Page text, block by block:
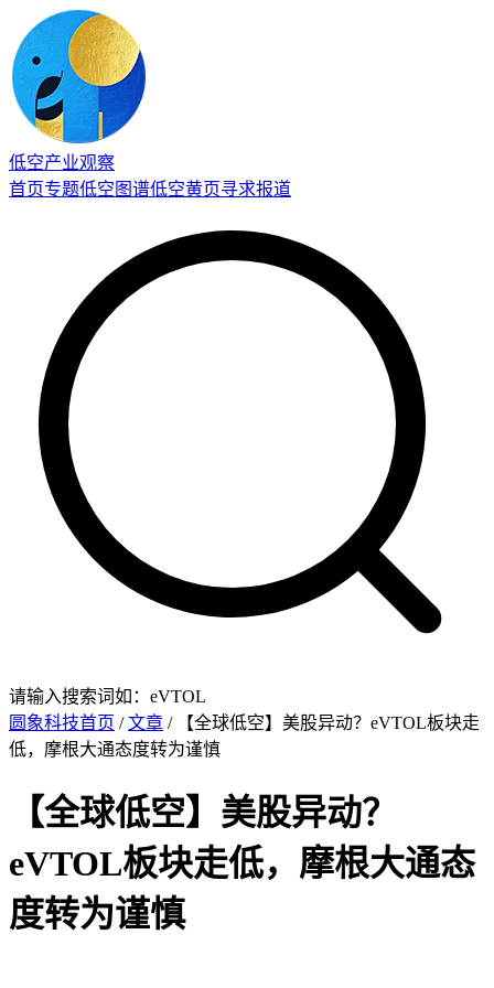
低空产业观察
首页专题低空图谱低空黄页寻求报道
请输入搜索词如：eVTOL
圆象科技首页 /文章 / 【全球低空】美股异动？eVTOL板块走
低，摩根大通态度转为谨慎
【全球低空】美股异动？
eVTOL板块走低，摩根大通态
度转为谨慎